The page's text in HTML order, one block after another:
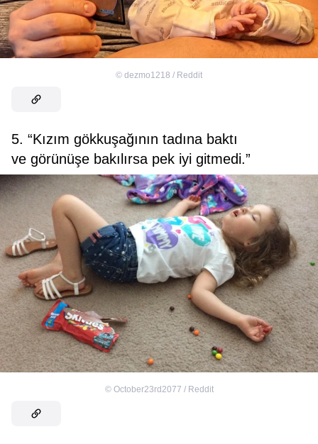
© dezmo1218 / Reddit
5. “Kızım gökkuşağının tadına baktı
ve görünüşe bakılırsa pek iyi gitmedi.”
© October23rd2077 / Reddit